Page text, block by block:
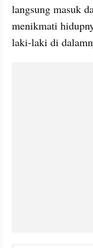
langsung masuk
menikmati
laki-laki di